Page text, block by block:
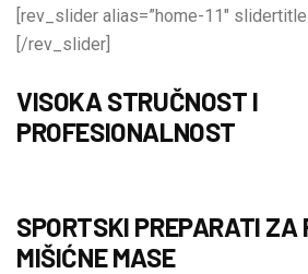
[rev_slider alias=”home-11″
[/rev_slider]
VISOKA STRUČNOST I
PROFESIONALNOST
SPORTSKI PREPARATI ZA
MIŠIĆNE MASE